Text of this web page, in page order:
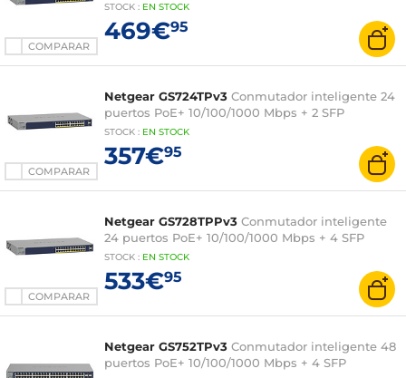
COMPARAR
STOCK : EN STOCK
469€95
COMPARAR
Netgear GS724TPv3 Conmutador inteligente 24
puertos PoE+ 10/100/1000 Mbps + 2 SFP
STOCK : EN STOCK
357€95
COMPARAR
Netgear GS728TPPv3 Conmutador inteligente
24 puertos PoE+ 10/100/1000 Mbps + 4 SFP
STOCK : EN STOCK
533€95
Netgear GS752TPv3 Conmutador inteligente 48
puertos PoE+ 10/100/1000 Mbps + 4 SFP